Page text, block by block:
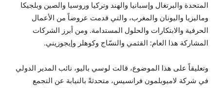
المتحدة والبرتغال وإسبانيا والهند وتركيا وروسيا والصين وبلجيكا
وماليزيا واليونان والمغرب، والتي قدمت عروضاً من الأعمال
الحرفية والابتكارات والحلول المستدامة. ومن أبرز الشركات
المشاركة هذا العام: القثمي والنسّاج وكوهلر وإيجوزيني.
وتعليقاً على هذا الموضوع، قالت لوسي باليو، نائب المدير الدولي
في شركة لاميوبلمون فرانسيس، متحدثةً بالنيابة عن التجمع